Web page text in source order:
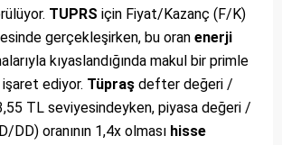
TUPRS için Fiyat/Kazanç (F/K)
gerçekleşirken, bu oran enerji
kıyaslandığında makul bir primle
ediyor. Tüpraş defter değeri /
TL seviyesindeyken, piyasa değeri /
oranının 1,4x olması hisse